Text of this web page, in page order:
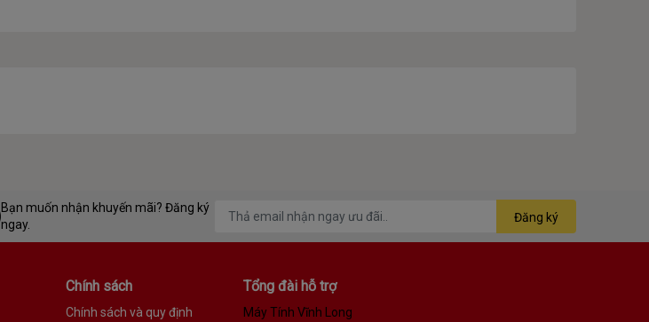
Bạn muốn nhận khuyến mãi? Đăng ký
ngay.
Đăng ký
Chính sách
Chính sách và quy định
Tổng đài hỗ trợ
Máy Tính Vĩnh Long